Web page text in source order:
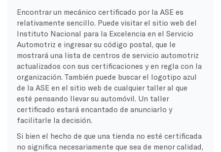
Encontrar un mecánico certificado por la ASE es
relativamente sencillo. Puede visitar el sitio web del
Instituto Nacional para la Excelencia en el Servicio
Automotriz e ingresar su código postal, que le
mostrará una lista de centros de servicio automotriz
actualizados con sus certificaciones y en regla con la
organización. También puede buscar el logotipo azul
de la ASE en el sitio web de cualquier taller al que
esté pensando llevar su automóvil. Un taller
certificado estará encantado de anunciarlo y
facilitarle la decisión.
Si bien el hecho de que una tienda no esté certificada
no significa necesariamente que sea de menor calidad,